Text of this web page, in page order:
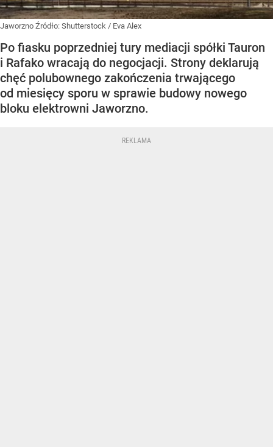
Jaworzno Źródło: Shutterstock / Eva Alex
Po fiasku poprzedniej tury mediacji spółki Tauron
i Rafako wracają do negocjacji. Strony deklarują
chęć polubownego zakończenia trwającego
od miesięcy sporu w sprawie budowy nowego
bloku elektrowni Jaworzno.